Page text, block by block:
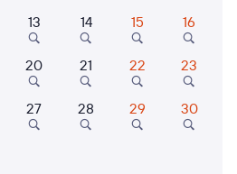
поезда
13 14 15 16
20 21 22 23
27 28 29 30